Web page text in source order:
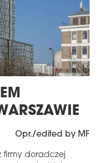
Opr./edited by MF
firmy doradczej